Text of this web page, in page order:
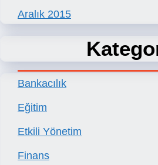
Aralık 2015
Bankacılık
Eğitim
Etkili Yönetim
Finans